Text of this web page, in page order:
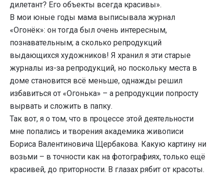
дилетант? Его объекты всегда красивы».
В мои юные годы мама выписывала журнал
«Огонёк»: он тогда был очень интересным,
познавательным; а сколько репродукций
выдающихся художников! Я хранил я эти старые
журналы из-за репродукций, но поскольку места в
доме становится всё меньше, однажды решил
избавиться от «Огонька» – а репродукции попросту
вырвать и сложить в папку.
Так вот, я о том, что в процессе этой деятельности
мне попались и творения академика живописи
Бориса Валентиновича Щербакова. Какую картину ни
возьми – в точности как на фотографиях, только ещё
красивей, до приторности. В глазах рябит от красоты.